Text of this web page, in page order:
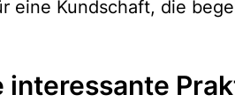
eine Kundschaft, die
interessante